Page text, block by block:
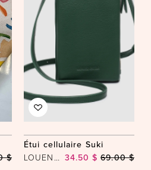
$
Étui cellulaire Suki
LOUENHIDE 34.50 $ 69.00 $